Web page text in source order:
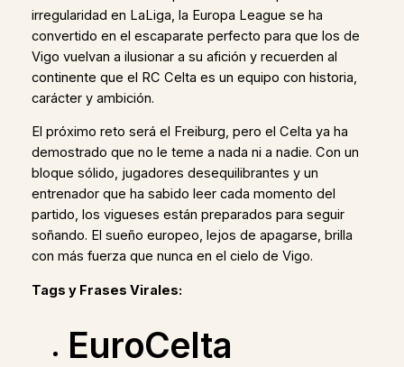
irregularidad en LaLiga, la Europa League se ha
convertido en el escaparate perfecto para que los de
Vigo vuelvan a ilusionar a su afición y recuerden al
continente que el RC Celta es un equipo con historia,
carácter y ambición.
El próximo reto será el Freiburg, pero el Celta ya ha
demostrado que no le teme a nada ni a nadie. Con un
bloque sólido, jugadores desequilibrantes y un
entrenador que ha sabido leer cada momento del
partido, los vigueses están preparados para seguir
soñando. El sueño europeo, lejos de apagarse, brilla
con más fuerza que nunca en el cielo de Vigo.
Tags y Frases Virales:
EuroCelta